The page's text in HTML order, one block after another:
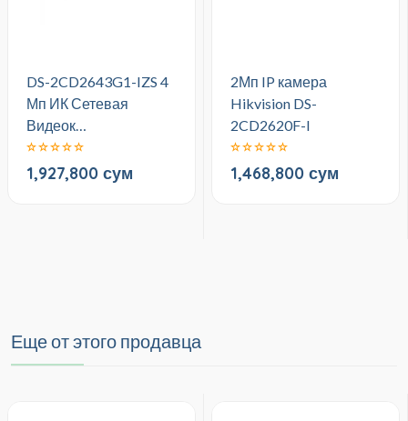
DS-2CD2643G1-IZS 4
Мп ИК Сетевая
Видеок…
1,927,800 сум
2Мп IP камера
Hikvision DS-
2CD2620F-I
1,468,800 сум
Еще от этого продавца